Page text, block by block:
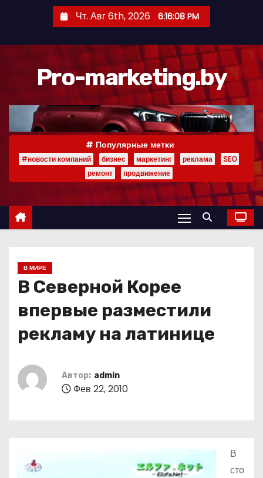
р
Чт. Авг 6th, 2026 6:16:09 PM
Pro-marketing.by
Популярные метки
#новости компаний бизнес маркетинг реклама
SEO
ремонт
продвижение
В МИРЕ
В Северной Корее
впервые разместили
рекламу на латинице
Автор: admin
Фев 22, 2010
В
сто